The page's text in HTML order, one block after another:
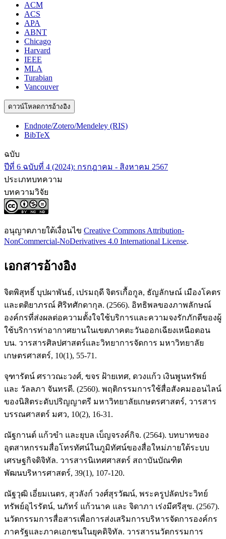
ACM
ACS
APA
ABNT
Chicago
Harvard
IEEE
MLA
Turabian
Vancouver
ดาวน์โหลดการอ้างอิง
Endnote/Zotero/Mendeley (RIS)
BibTeX
ฉบับ
ปีที่ 6 ฉบับที่ 4 (2024): กรกฎาคม - สิงหาคม 2567
ประเภทบทความ
บทความวิจัย
อนุญาตภายใต้เงื่อนไข Creative Commons Attribution-
NonCommercial-NoDerivatives 4.0 International License.
เอกสารอ้างอิง
จิตพิสุทธิ์ บุปผาพันธ์, เปรมฤดี จิตรเกื้อกูล, ธัญลักษณ์ เมืองโคตร
และตติยาภรณ์ ศิริทศักดากุล. (2566). อิทธิพลของภาพลักษณ์
องค์กรที่ส่งผลต่อความตั้งใจใช้บริการและความจงรักภักดีของผู้
ใช้บริการท่าอากาศยานในเขตภาคตะวันออกเฉียงเหนือตอน
บน. วารสารศิลปศาสตร์และวิทยาการจัดการ มหาวิทยาลัย
เกษตรศาสตร์, 10(1), 55-71.
จุฑารัตน์ ศราวณะวงศ์, ขจร ฝ้ายเทศ, ดวงแก้ว เงินพูนทรัพย์
และ วัลลภา จันทรดี. (2560). พฤติกรรมการใช้สื่อสังคมออนไลน์
ของนิสิตระดับปริญญาตรี มหาวิทยาลัยเกษตรศาสตร์, วารสาร
บรรณศาสตร์ มศว, 10(2), 16-31.
ณัฐกานต์ แก้วขำ และยุบล เบ็ญจรงค์กิจ. (2564). บทบาทของ
อุตสาหกรรมสื่อโทรทัศน์ในภูมิทัศน์ของสื่อใหม่ภายใต้ระบบ
เศรษฐกิจดิจิทัล. วารสารนิเทศศาสตร์ สถาบันบัณฑิต
พัฒนบริหารศาสตร์, 39(1), 107-120.
ณัฐวุฒิ เอี่ยมเนตร, สุวลังก์ วงศ์สุรวัฒน์, พระครูปลัดประวิทย์
ทรัพย์อุไรรัตน์, นภัทร์ แก้วนาค และ จิดาภา เร่งมีศรีสุข. (2567).
นวัตกรรมการสื่อสารเพื่อการส่งเสริมการบริหารจัดการองค์กร
ภาครัฐและภาคเอกชนในยุคดิจิทัล. วารสารนวัตกรรมการ